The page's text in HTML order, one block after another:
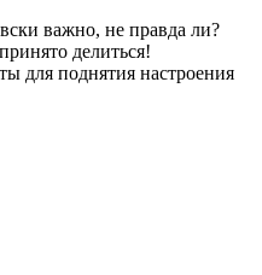
важно, не правда ли?
делиться!
для поднятия настроения